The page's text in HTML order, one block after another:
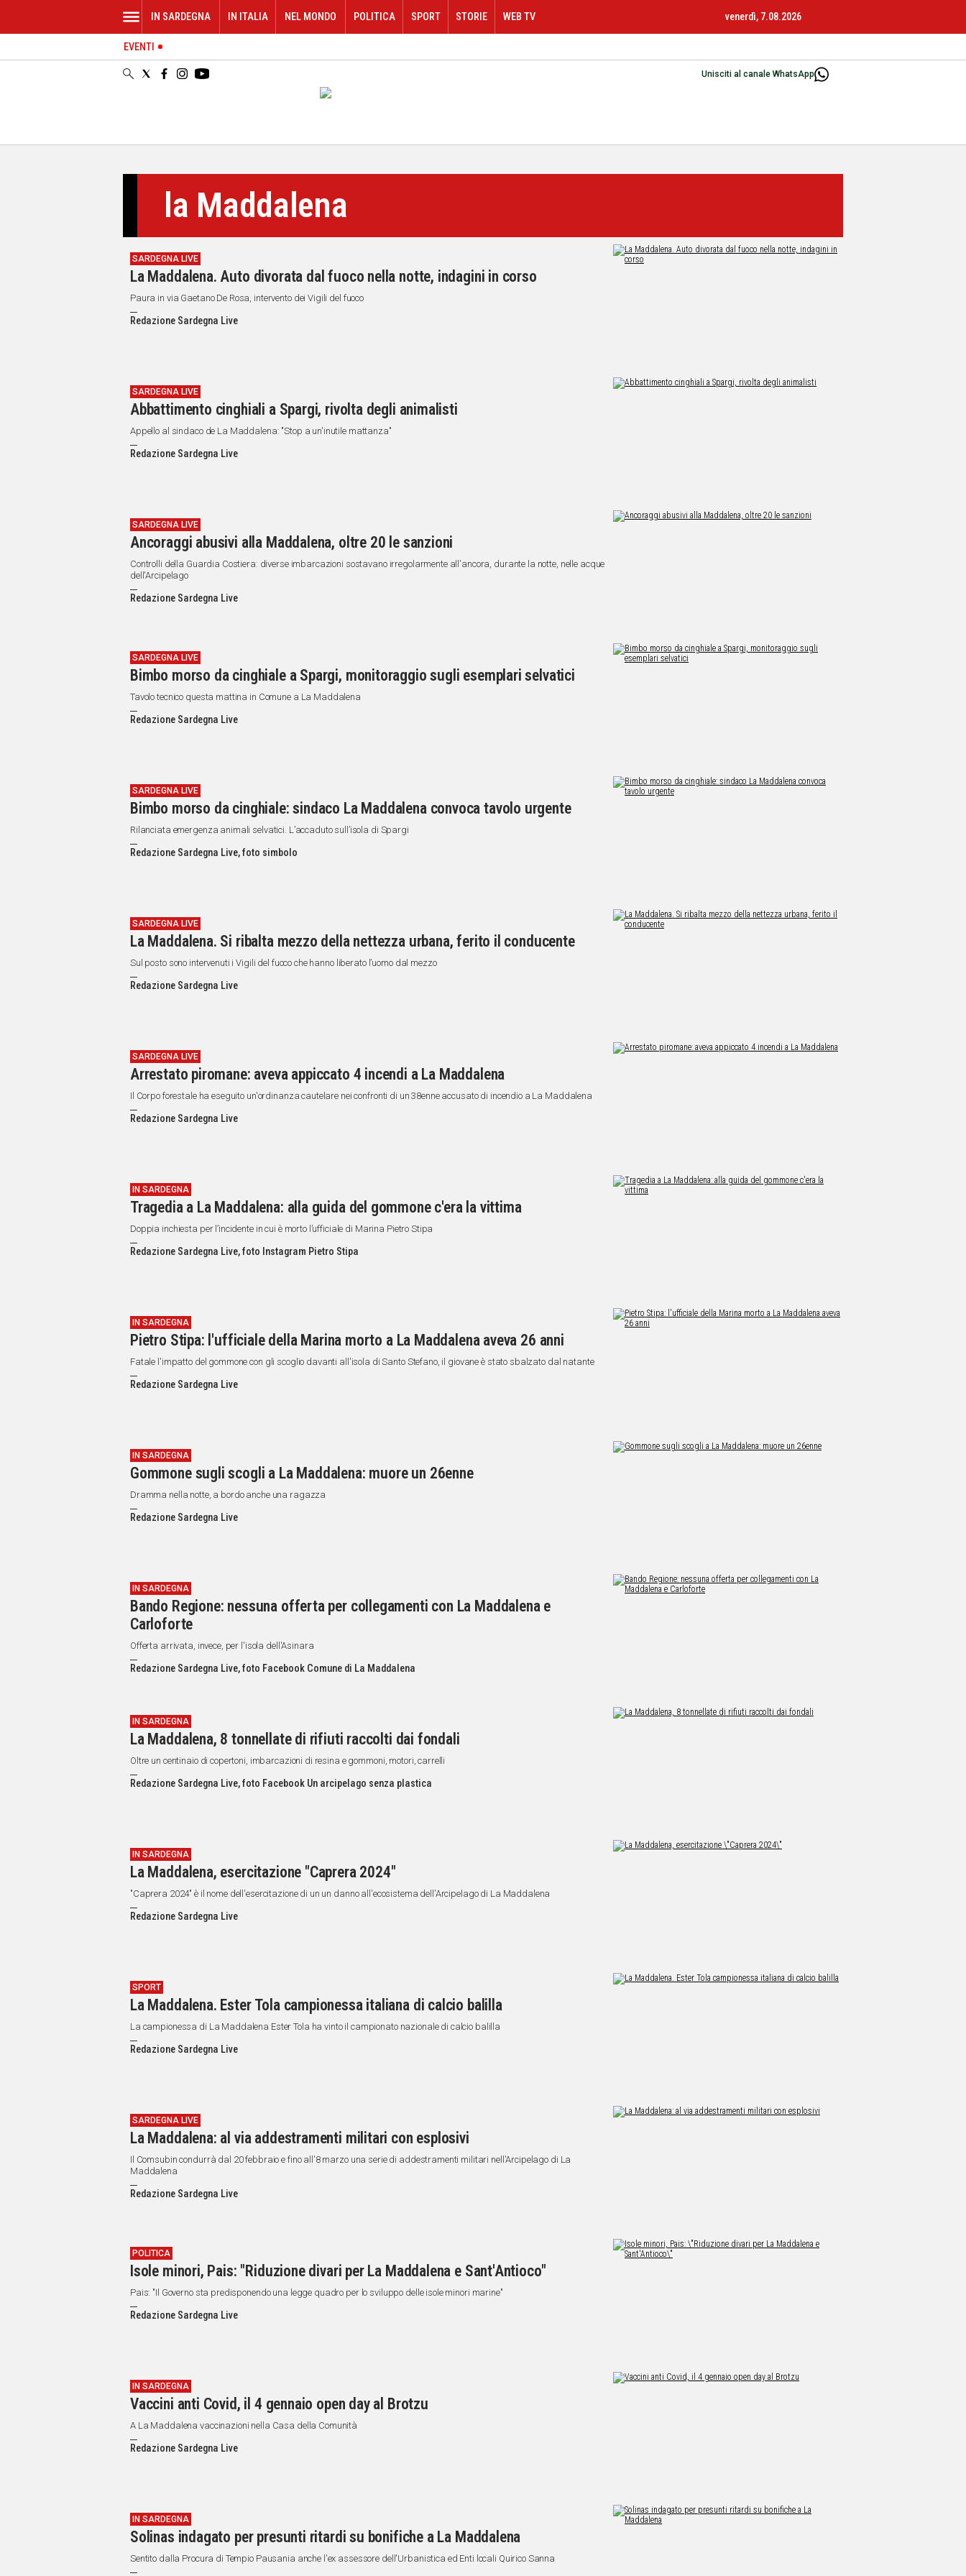
ORISTANO
Unisciti al canale WhatsApp
IN SARDEGNA IN ITALIA NEL MONDO POLITICA SPORT STORIE WEB TV venerdì, 7.08.2026
EVENTI
la Maddalena
SARDEGNA LIVE
La Maddalena. Auto divorata dal fuoco nella notte, indagini in corso
Paura in via Gaetano De Rosa, intervento dei Vigili del fuoco
Redazione Sardegna Live
SARDEGNA LIVE
Abbattimento cinghiali a Spargi, rivolta degli animalisti
Appello al sindaco de La Maddalena: "Stop a un'inutile mattanza"
Redazione Sardegna Live
SARDEGNA LIVE
Ancoraggi abusivi alla Maddalena, oltre 20 le sanzioni
Controlli della Guardia Costiera: diverse imbarcazioni sostavano irregolarmente all'ancora, durante la notte, nelle acque
dell'Arcipelago
Redazione Sardegna Live
SARDEGNA LIVE
Bimbo morso da cinghiale a Spargi, monitoraggio sugli esemplari selvatici
Tavolo tecnico questa mattina in Comune a La Maddalena
Redazione Sardegna Live
SARDEGNA LIVE
Bimbo morso da cinghiale: sindaco La Maddalena convoca tavolo urgente
Rilanciata emergenza animali selvatici. L’accaduto sull’isola di Spargi
Redazione Sardegna Live, foto simbolo
SARDEGNA LIVE
La Maddalena. Si ribalta mezzo della nettezza urbana, ferito il conducente
Sul posto sono intervenuti i Vigili del fuoco che hanno liberato l’uomo dal mezzo
Redazione Sardegna Live
SARDEGNA LIVE
Arrestato piromane: aveva appiccato 4 incendi a La Maddalena
Il Corpo forestale ha eseguito un'ordinanza cautelare nei confronti di un 38enne accusato di incendio a La Maddalena
Redazione Sardegna Live
IN SARDEGNA
Tragedia a La Maddalena: alla guida del gommone c'era la vittima
Doppia inchiesta per l’incidente in cui è morto l’ufficiale di Marina Pietro Stipa
Redazione Sardegna Live, foto Instagram Pietro Stipa
IN SARDEGNA
Pietro Stipa: l'ufficiale della Marina morto a La Maddalena aveva 26 anni
Fatale l'impatto del gommone con gli scoglio davanti all'isola di Santo Stefano, il giovane è stato sbalzato dal natante
Redazione Sardegna Live
IN SARDEGNA
Gommone sugli scogli a La Maddalena: muore un 26enne
Dramma nella notte, a bordo anche una ragazza
Redazione Sardegna Live
IN SARDEGNA
Bando Regione: nessuna offerta per collegamenti con La Maddalena e
Carloforte
Offerta arrivata, invece, per l'isola dell'Asinara
Redazione Sardegna Live, foto Facebook Comune di La Maddalena
IN SARDEGNA
La Maddalena, 8 tonnellate di rifiuti raccolti dai fondali
Oltre un centinaio di copertoni, imbarcazioni di resina e gommoni, motori, carrelli
Redazione Sardegna Live, foto Facebook Un arcipelago senza plastica
IN SARDEGNA
La Maddalena, esercitazione "Caprera 2024"
"Caprera 2024" è il nome dell'esercitazione di un un danno all'ecosistema dell'Arcipelago di La Maddalena
Redazione Sardegna Live
SPORT
La Maddalena. Ester Tola campionessa italiana di calcio balilla
La campionessa di La Maddalena Ester Tola ha vinto il campionato nazionale di calcio balilla
Redazione Sardegna Live
SARDEGNA LIVE
La Maddalena: al via addestramenti militari con esplosivi
Il Comsubin condurrà dal 20 febbraio e fino all'8 marzo una serie di addestramenti militari nell'Arcipelago di La
Maddalena
Redazione Sardegna Live
POLITICA
Isole minori, Pais: "Riduzione divari per La Maddalena e Sant'Antioco"
Pais: "Il Governo sta predisponendo una legge quadro per lo sviluppo delle isole minori marine"
Redazione Sardegna Live
IN SARDEGNA
Vaccini anti Covid, il 4 gennaio open day al Brotzu
A La Maddalena vaccinazioni nella Casa della Comunità
Redazione Sardegna Live
IN SARDEGNA
Solinas indagato per presunti ritardi su bonifiche a La Maddalena
Sentito dalla Procura di Tempio Pausania anche l'ex assessore dell'Urbanistica ed Enti locali Quirico Sanna